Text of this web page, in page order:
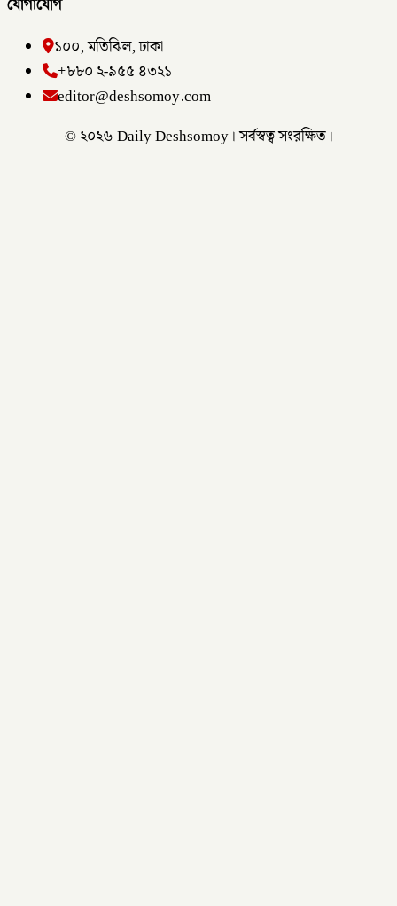
যোগাযোগ
১০০, মতিঝিল, ঢাকা
+৮৮০ ২-৯৫৫ ৪৩২১
editor@deshsomoy.com
© ২০২৬ Daily Deshsomoy। সর্বস্বত্ব সংরক্ষিত।